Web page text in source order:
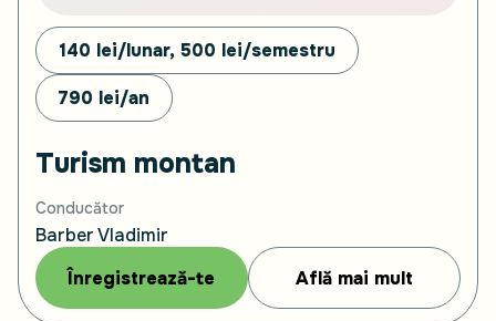
140 lei/lunar, 500 lei/semestru
790 lei/an
Turism montan
Conducător
Barber Vladimir
Înregistrează-te
Află mai mult